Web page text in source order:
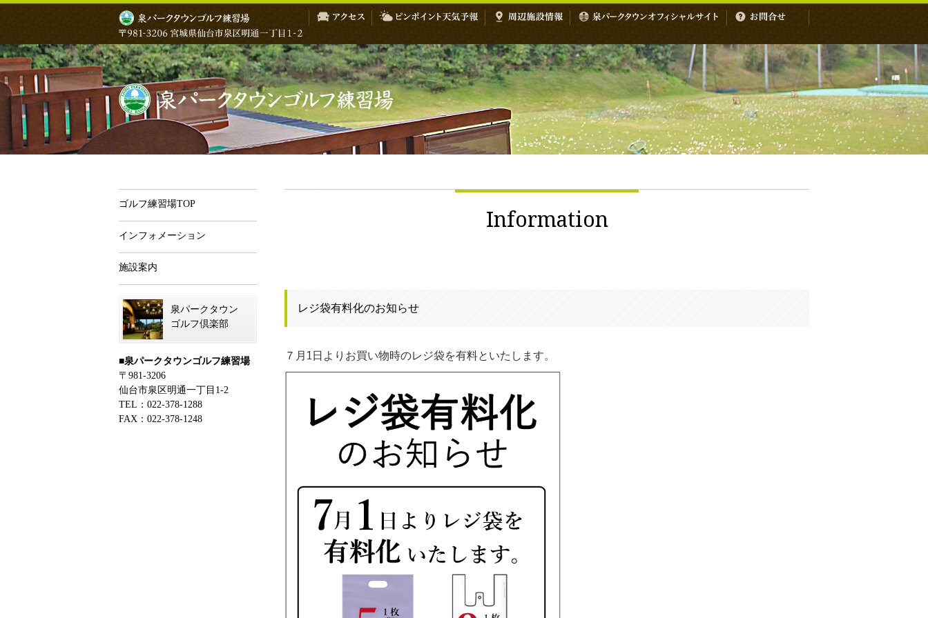
Information
レジ袋有料化のお知らせ
７月1日よりお買い物時のレジ袋を有料といたします。
ゴルフ練習場TOP
インフォメーション
施設案内
泉パークタウン
ゴルフ倶楽部
■泉パークタウンゴルフ練習場
〒981-3206
仙台市泉区明通一丁目1-2
TEL：022-378-1288
FAX：022-378-1248